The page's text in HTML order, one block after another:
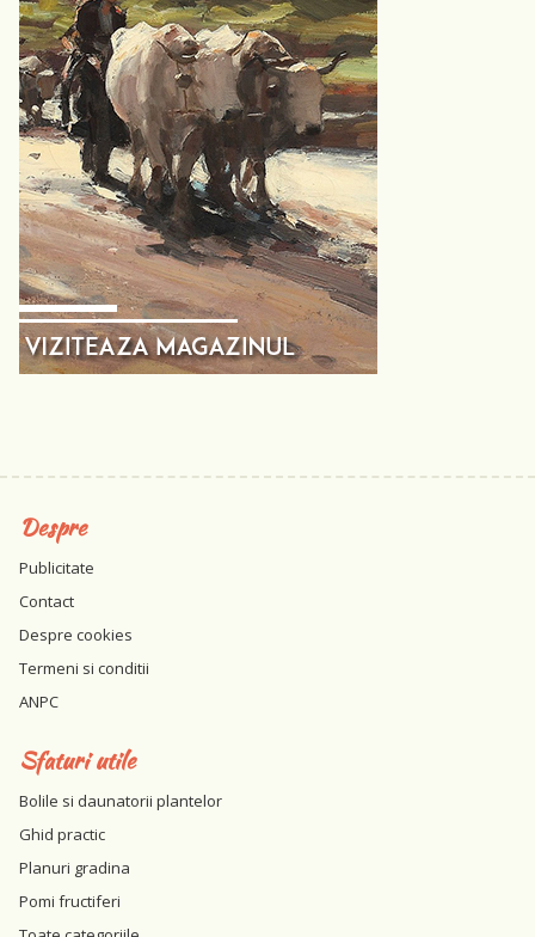
Despre
Publicitate
Contact
Despre cookies
Termeni si conditii
ANPC
Sfaturi utile
Bolile si daunatorii plantelor
Ghid practic
Planuri gradina
Pomi fructiferi